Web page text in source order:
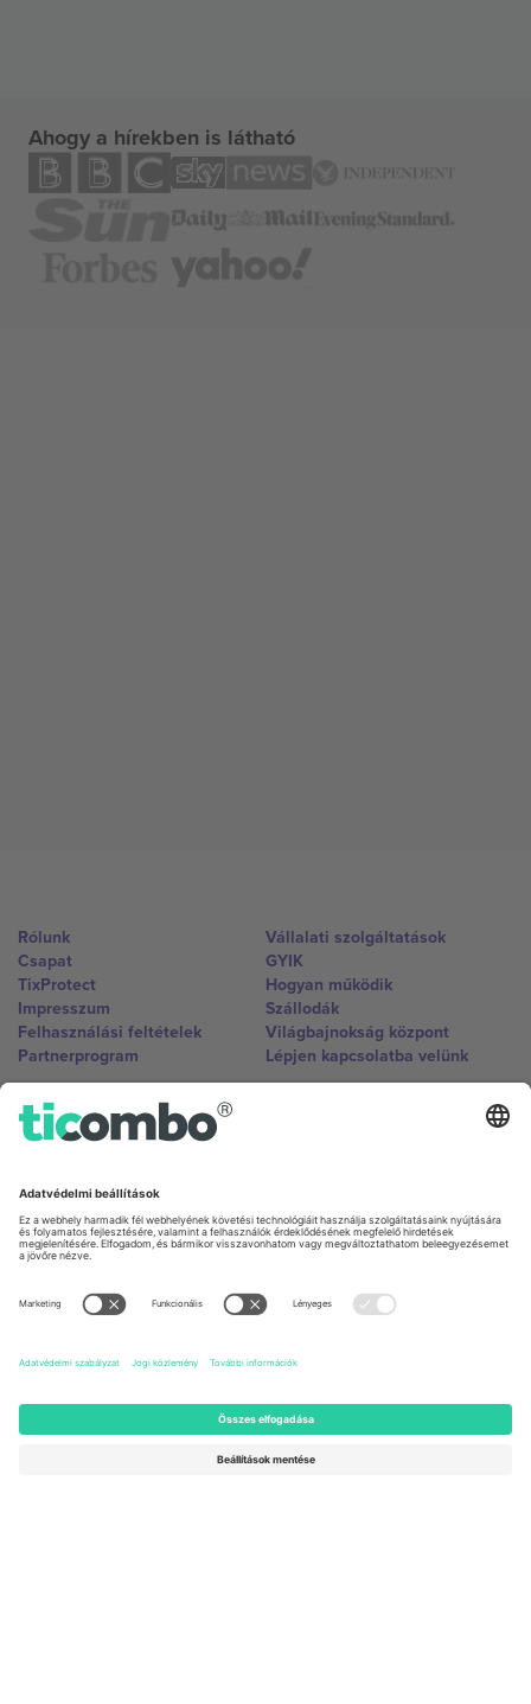
Ahogy a hírekben is látható
Rólunk
Csapat
TixProtect
Impresszum
Felhasználási feltételek
Partnerprogram
Vállalati szolgáltatások
GYIK
Hogyan működik
Szállodák
Világbajnokság központ
Lépjen kapcsolatba velünk
Irodák és támogatás
Berlin, Germany
London, EC1V 1AW, United
Kingdom